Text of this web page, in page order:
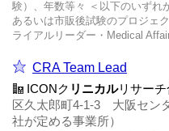
験）、年数等々 ＜以下のいずれ
あるいは市販後試験のプロジェ
ライアルリーダー・Medical
CRA Team Lead
ICONク リニカルリサー
区久太郎町4-1-3​ 大阪セン
社が定める事業所）